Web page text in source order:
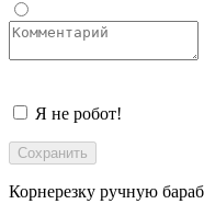
Я не робот!
Корнерезку ручную